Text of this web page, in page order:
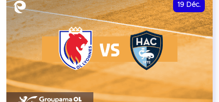
19 Déc.